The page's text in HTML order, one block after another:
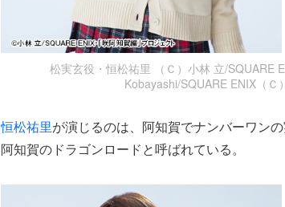
松実玄役・恒松祐里 （Ｃ）小林 立/SQUARE
Kobayashi/SQUARE ENIX（
恒松祐里が演じるのは、阿知賀でナンバーワン
阿知賀のドラゴンロードと呼ばれている。